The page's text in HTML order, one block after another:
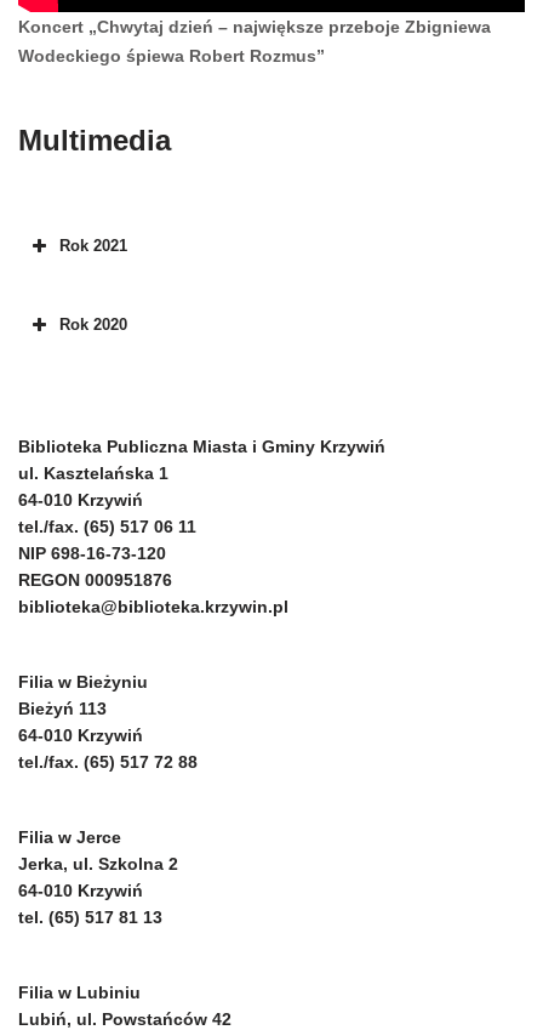
Koncert „Chwytaj dzień – największe przeboje Zbigniewa
Wodeckiego śpiewa Robert Rozmus”
Multimedia
Rok 2021
Rok 2020
Biblioteka Publiczna Miasta i Gminy Krzywiń
ul. Kasztelańska 1
64-010 Krzywiń
tel./fax. (65) 517 06 11
NIP 698-16-73-120
REGON 000951876
biblioteka@biblioteka.krzywin.pl
Filia w Bieżyniu
Bieżyń 113
64-010 Krzywiń
tel./fax. (65) 517 72 88
Filia w Jerce
Jerka, ul. Szkolna 2
64-010 Krzywiń
tel. (65) 517 81 13
Filia w Lubiniu
Lubiń, ul. Powstańców 42